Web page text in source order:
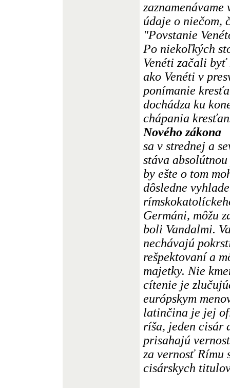
údaje o niečom,
"Povstanie
Po niekoľkých
Venéti začali
ako Venéti v
ponímanie
dochádza ku
chápania
Nového zákona
sa v strednej a
stáva
by ešte o tom
dôsledne
Germáni, môžu
boli Vandalmi.
nechávajú
rešpektovaní a
majetky. Nie
cítenie je
európskym
latinčina je jej
ríša, jeden cisár
prisahajú
za vernosť Rímu
cisárskych